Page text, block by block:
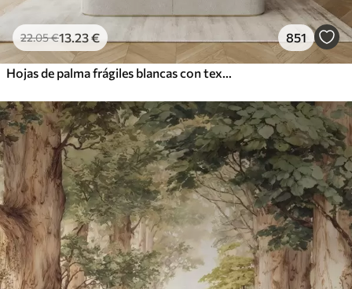
22.05€13 .23€ 851